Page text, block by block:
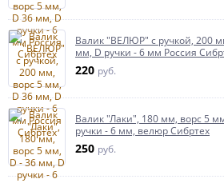
Валик "ВЕЛЮР" с ручкой, 200
мм, D ручки - 6 мм Россия
220 руб.
Валик "Лаки", 180 мм, ворс 5
ручки - 6 мм, велюр Сибртех
250 руб.